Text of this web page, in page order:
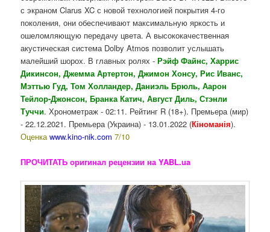
с экраном Clarus XC с новой технологией покрытия 4-го
поколения, они обеспечивают максимальную яркость и
ошеломляющую передачу цвета. А высококачественная
акустическая система Dolby Atmos позволит услышать
малейший шорох. В главных ролях -Рэйф Файнс,Харрис
Дикинсон, Джемма Артертон, Джимон Хонсу, Рис Иванс,
Мэттью Гуд, Том Холландер, Даниэль Брюль, Аарон
Тейлор-Джонсон, Бранка Катич, Август Диль, Стэнли
Туччи. Хронометраж - 02:11. Рейтинг R (18+). Премьера (мир)
- 22.12.2021. Премьера (Украина) - 13.01.2022 (Кіноманія).
Оценкаwww.kino-nik.com 7/10
ПРОЧИТАТЬ оригинал рецензии на YABL.ua